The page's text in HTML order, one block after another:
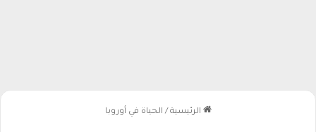
الرئيسية / الحياة في أوروبا